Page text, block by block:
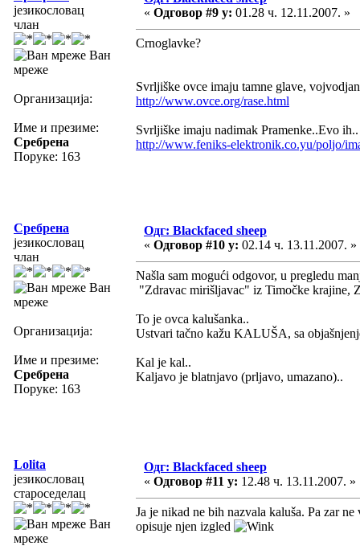
језикословац
члан
Ван
мреже
Организација:
Име и презиме:
Сребрена
Поруке: 163
« Одговор #9 у: 01.28 ч. 12.11.2007. »
Crnoglavke?
Svrljiške ovce imaju tamne glave,
http://www.ovce.org/rase.html
Svrljiške imaju nadimak Pramenke..Evo ih..
http://www.feniks-elektronik.co.yu/poljo/
Сребрена
језикословац
члан
Ван
мреже
Организација:
Име и презиме:
Сребрена
Поруке: 163
Одг: Blackfaced sheep
« Одговор #10 у: 02.14 ч. 13.11.2007. »
Našla sam mogući odgovor, u pregledu
"Zdravac mirišljavac" iz Timočke krajine,
To je ovca kalušanka..
Ustvari tačno kažu KALUŠA, sa
Kal je kal..
Kaljavo je blatnjavo (prljavo, umazano)..
Lolita
језикословац
староседелац
Ван
мреже
Одг: Blackfaced sheep
« Одговор #11 у: 12.48 ч. 13.11.2007. »
Ja je nikad ne bih nazvala kaluša. Pa zar
opisuje njen izgled